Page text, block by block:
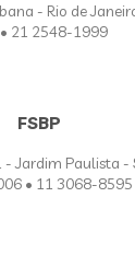
- Rio de
21 2548-1999
FSBP
Jardim Paulista -
• 11 3068-8595